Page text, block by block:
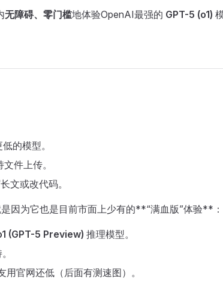
无障碍、零门槛地体验OpenAI最强的 GPT-5 (o1)
的模型。
件上传。
文或改代码。
因为它也是目前市面上少有的**“满血版”体验**：
(GPT-5 Preview) 推理模型。
官网还低（后面有测速图）。